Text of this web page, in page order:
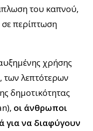
του καπνού,
σε περίπτωση
χρήσης
των λεπτότερων
δημοτικότητας
οι άνθρωποι
για να διαφύγουν